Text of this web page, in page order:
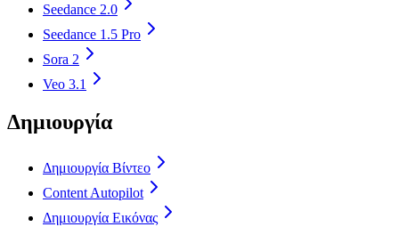
Seedance 2.0
Seedance 1.5 Pro
Sora 2
Veo 3.1
Δημιουργία
Δημιουργία Βίντεο
Content Autopilot
Δημιουργία Εικόνας